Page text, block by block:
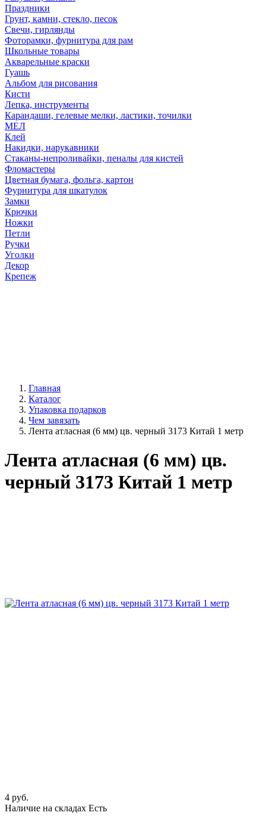
Праздники
Грунт, камни, стекло, песок
Свечи, гирлянды
Фоторамки, фурнитура для рам
Школьные товары
Акварельные краски
Гуашь
Альбом для рисования
Кисти
Лепка, инструменты
Карандаши, гелевые мелки, ластики, точилки
МЕЛ
Клей
Накидки, нарукавники
Стаканы-непроливайки, пеналы для кистей
Фломастеры
Цветная бумага, фольга, картон
Фурнитура для шкатулок
Замки
Крючки
Ножки
Петли
Ручки
Уголки
Декор
Крепеж
Главная
Каталог
Упаковка подарков
Чем завязать
Лента атласная (6 мм) цв. черный 3173 Китай 1 метр
Лента атласная (6 мм) цв.
черный 3173 Китай 1 метр
4 руб.
Наличие на складах Есть